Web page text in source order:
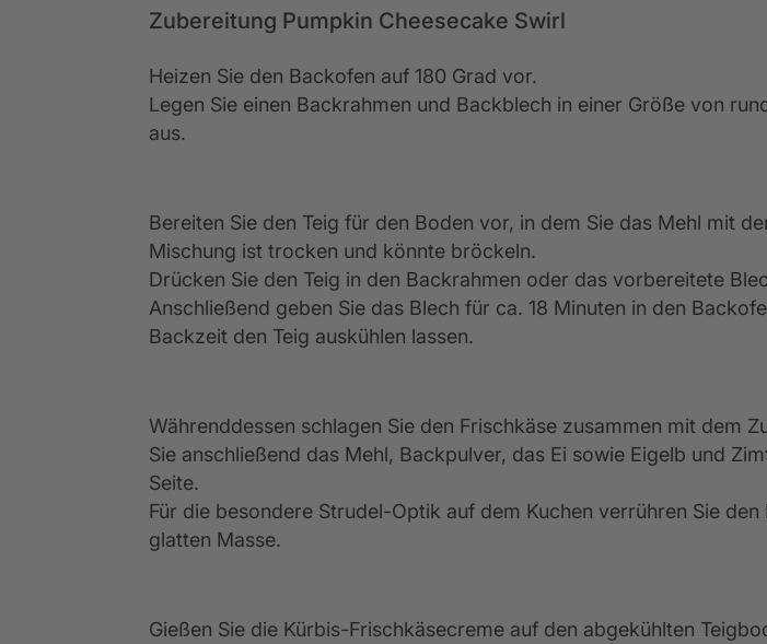
Zubereitung Pumpkin Cheesecake Swirl
Heizen Sie den Backofen auf 180 Grad vor.
Legen Sie einen Backrahmen und Backblech in einer Größe von
aus.
Bereiten Sie den Teig für den Boden vor, in dem Sie das Mehl mit
Mischung ist trocken und könnte bröckeln.
Drücken Sie den Teig in den Backrahmen oder das vorbereitete
Anschließend geben Sie das Blech für ca. 18 Minuten in den
Backzeit den Teig auskühlen lassen.
Währenddessen schlagen Sie den Frischkäse zusammen mit dem
Sie anschließend das Mehl, Backpulver, das Ei sowie Eigelb und
Seite.
Für die besondere Strudel-Optik auf dem Kuchen verrühren Sie
glatten Masse.
Gießen Sie die Kürbis-Frischkäsecreme auf den abgekühlten